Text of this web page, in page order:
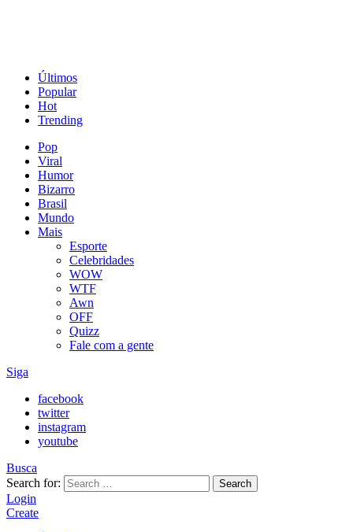
Últimos
Popular
Hot
Trending
Pop
Viral
Humor
Bizarro
Brasil
Mundo
Mais
Esporte
Celebridades
WOW
WTF
Awn
OFF
Quizz
Fale com a gente
Siga
facebook
twitter
instagram
youtube
Busca
Search for:
Search
Login
Create